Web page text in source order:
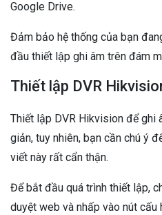
Google Drive.
Đảm bảo hệ thống của bạn
đầu thiết lập ghi âm trên đám
Thiết lập DVR
Thiết lập DVR Hikvision để ghi
giản, tuy nhiên, bạn cần chú ý
viết này rất cẩn thận.
Để bắt đầu quá trình thiết lập,
duyệt web và nhấp vào nút cấu